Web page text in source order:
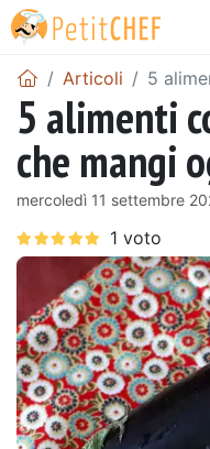
Articoli 5
5 alimenti
che mangi
mercoledì 11 settembre